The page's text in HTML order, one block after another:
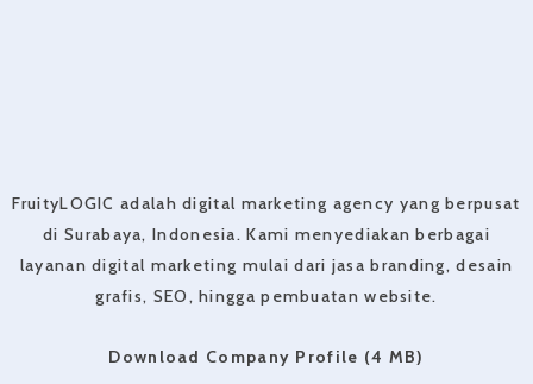
FruityLOGIC adalah digital marketing agency yang berpusat
di Surabaya, Indonesia. Kami menyediakan berbagai
layanan digital marketing mulai dari jasa branding, desain
grafis, SEO, hingga pembuatan website.
Download Company Profile (4 MB)